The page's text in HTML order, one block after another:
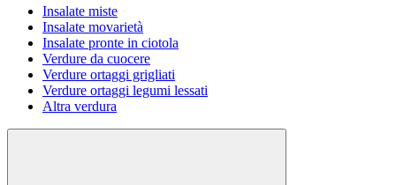
Insalate miste
Insalate movarietà
Insalate pronte in ciotola
Verdure da cuocere
Verdure ortaggi grigliati
Verdure ortaggi legumi lessati
Altra verdura